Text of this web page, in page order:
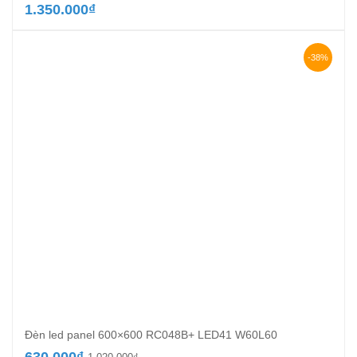
1.350.000₫
-38%
Đèn led panel 600×600 RC048B+ LED41 W60L60